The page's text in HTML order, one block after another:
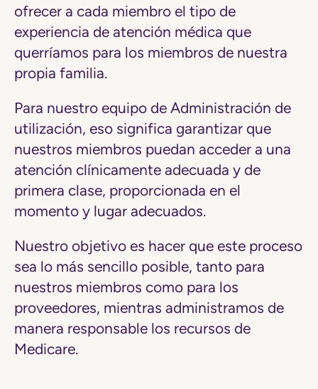
ofrecer a cada miembro el tipo de
experiencia de atención médica que
querríamos para los miembros de nuestra
propia familia.
Para nuestro equipo de Administración de
utilización, eso significa garantizar que
nuestros miembros puedan acceder a una
atención clínicamente adecuada y de
primera clase, proporcionada en el
momento y lugar adecuados.
Nuestro objetivo es hacer que este proceso
sea lo más sencillo posible, tanto para
nuestros miembros como para los
proveedores, mientras administramos de
manera responsable los recursos de
Medicare.